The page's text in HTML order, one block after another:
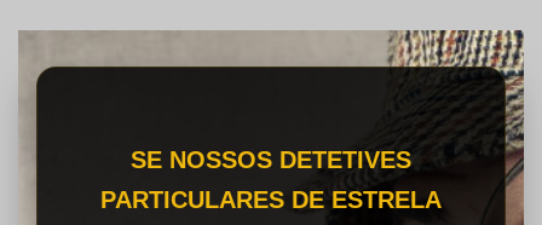
SE NOSSOS DETETIVES
PARTICULARES DE ESTRELA